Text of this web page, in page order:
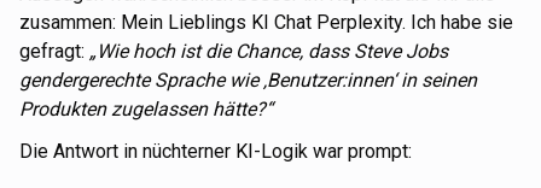
zusammen: Mein Lieblings KI Chat Perplexity. Ich habe sie
gefragt: „Wie hoch ist die Chance, dass Steve Jobs
gendergerechte Sprache wie ‚Benutzer:innen‘ in seinen
Produkten zugelassen hätte?“
Die Antwort in nüchterner KI-Logik war prompt: